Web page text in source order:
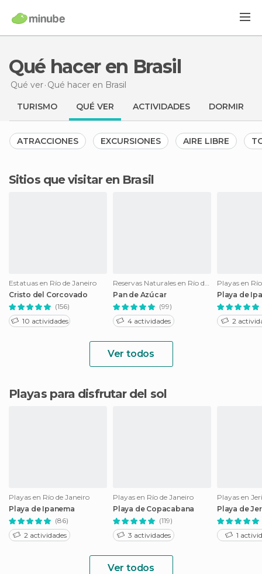
Qué hacer en Brasil
Qué ver Qué hacer en Brasil
TURISMO QUÉ VER ACTIVIDADES DORMIR
ATRACCIONES EXCURSIONES AIRE LIBRE
Sitios que visitar en Brasil
Estatuas en Río de Janeiro
Cristo del Corcovado
(156)
10 actividades
Reservas Naturales en Río de Janeiro
Pan de Azúcar
(99)
4 actividades
Playas en
Playa de
2
Ver todos
Playas para disfrutar del sol
Playas en Río de Janeiro
Playa de Ipanema
(86)
2 actividades
Playas en Río de Janeiro
Playa de Copacabana
(119)
3 actividades
Playas en
Playa de
1
Ver todos